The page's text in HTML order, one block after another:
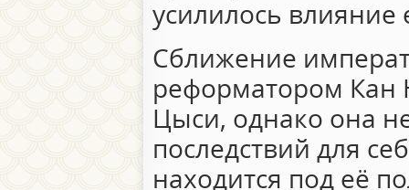
усилилось влияние
Сближение
реформатором
Цыси, однако она
последствий для
находится под её